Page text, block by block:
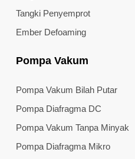
Tangki Penyemprot
Ember Defoaming
Pompa Vakum
Pompa Vakum Bilah Putar
Pompa Diafragma DC
Pompa Vakum Tanpa Minyak
Pompa Diafragma Mikro